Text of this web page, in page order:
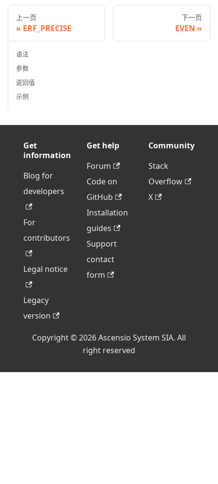
上一页
ERF_PRECISE
下一页
EVEN
语法
参数
返回值
示例
Get
information
Blog for
developers
For
contributors
Legal notice
Legacy
version
Get help
Forum
Code on
GitHub
Installation
guides
Support
contact
form
Community
Stack
Overflow
X
Copyright © 2026 Ascensio System SIA. All
right reserved